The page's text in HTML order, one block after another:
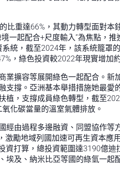
重達66%，其動力轉型面對
一起配合+尺度輸入”為焦點，
統，截至2024年，該系統籠罩
，綠色投資較2022年現實增加
擴容等展開綠色一起配合。
撐。亞洲基本舉措措施她最
，支撐成員綠色轉型，截至
化碳當量的溫室氣體排放。
由過程多邊融資、同盟協作等
激勵地域列國加速可再生資本
打算，總投資範圍達3190億
埃及、納米比亞等國的綠氫一起